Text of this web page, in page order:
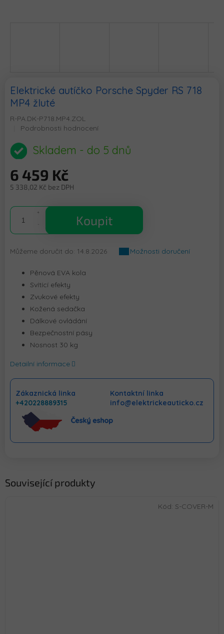
Elektrické autíčko Porsche Spyder RS 718
MP4 žluté
R-PA.DK-P718.MP4.ZOL
Průměrné
produktu
je
z
5
Podrobnosti hodnocení
Skladem - do 5 dnů
6 459 Kč
5 338,02 Kč bez DPH
cena:
Koupit
Můžeme doručit do: 14.8.2026 Možnosti doručení
Pěnová EVA kola
Svítící efekty
Zvukové efekty
Kožená sedačka
Dálkové ovládání
Bezpečnostní pásy
Nosnost 30 kg
Detailní informace
Zákaznická linka
+420228889315
Kontaktní linka
info@elektrickeauticko.cz
Související produkty
Kód: S-COVER-M